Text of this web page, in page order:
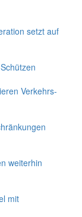
setzt auf
Verkehrs-
weiterhin
mit